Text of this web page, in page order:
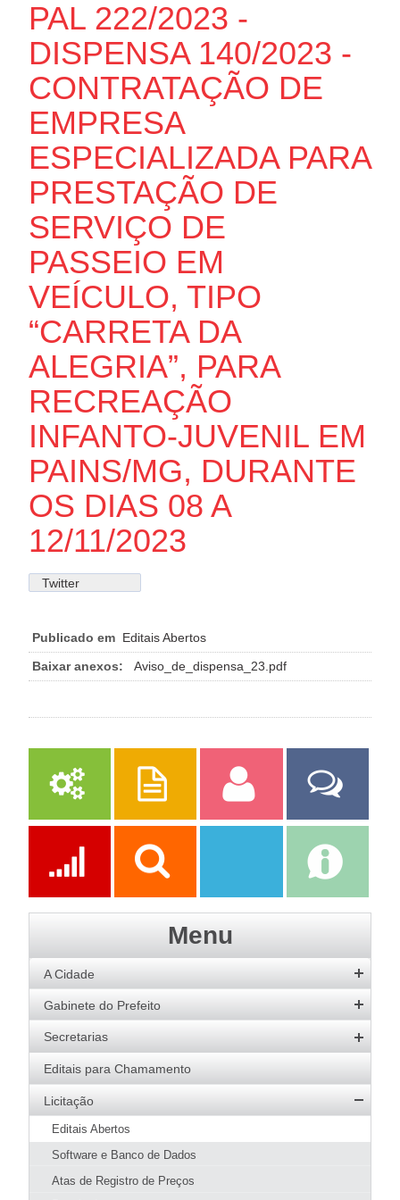
PAL 222/2023 -
DISPENSA 140/2023 -
CONTRATAÇÃO DE
EMPRESA
ESPECIALIZADA PARA
PRESTAÇÃO DE
SERVIÇO DE
PASSEIO EM
VEÍCULO, TIPO
“CARRETA DA
ALEGRIA”, PARA
RECREAÇÃO
INFANTO-JUVENIL EM
PAINS/MG, DURANTE
OS DIAS 08 A
12/11/2023
Twitter
Publicado em Editais Abertos
Baixar anexos:
Aviso_de_dispensa_23.pdf
Serviços Publicações Servidor
Fale Com a
Prefeitura
Menu
A Cidade
História
Bandeira
Acervo de Imagens
Galeria de Prefeitos
Patrimônio Cultural
Agenda de Eventos
Guia Prático
Gabinete do Prefeito
Prefeito
Agenda do Prefeito
Secretarias
Agricultura
Educação
Esportes
Editais para Chamamento
Licitação
Editais Abertos
Software e Banco de Dados
Atas de Registro de Preços